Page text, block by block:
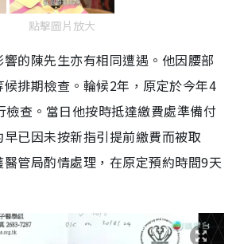
點擊圖片放大
的陳先生亦有相同遭遇。他因腰部
排期檢查。輪候2年，原定於今年4
檢查。當日他按時抵達繳費處準備付
已因未按新指引提前繳費而被取
管局酌情處理，在原定預約時間9天